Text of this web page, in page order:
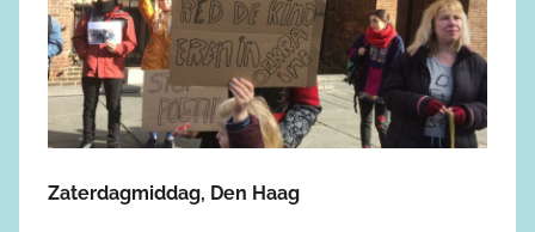
Zaterdagmiddag, Den Haag